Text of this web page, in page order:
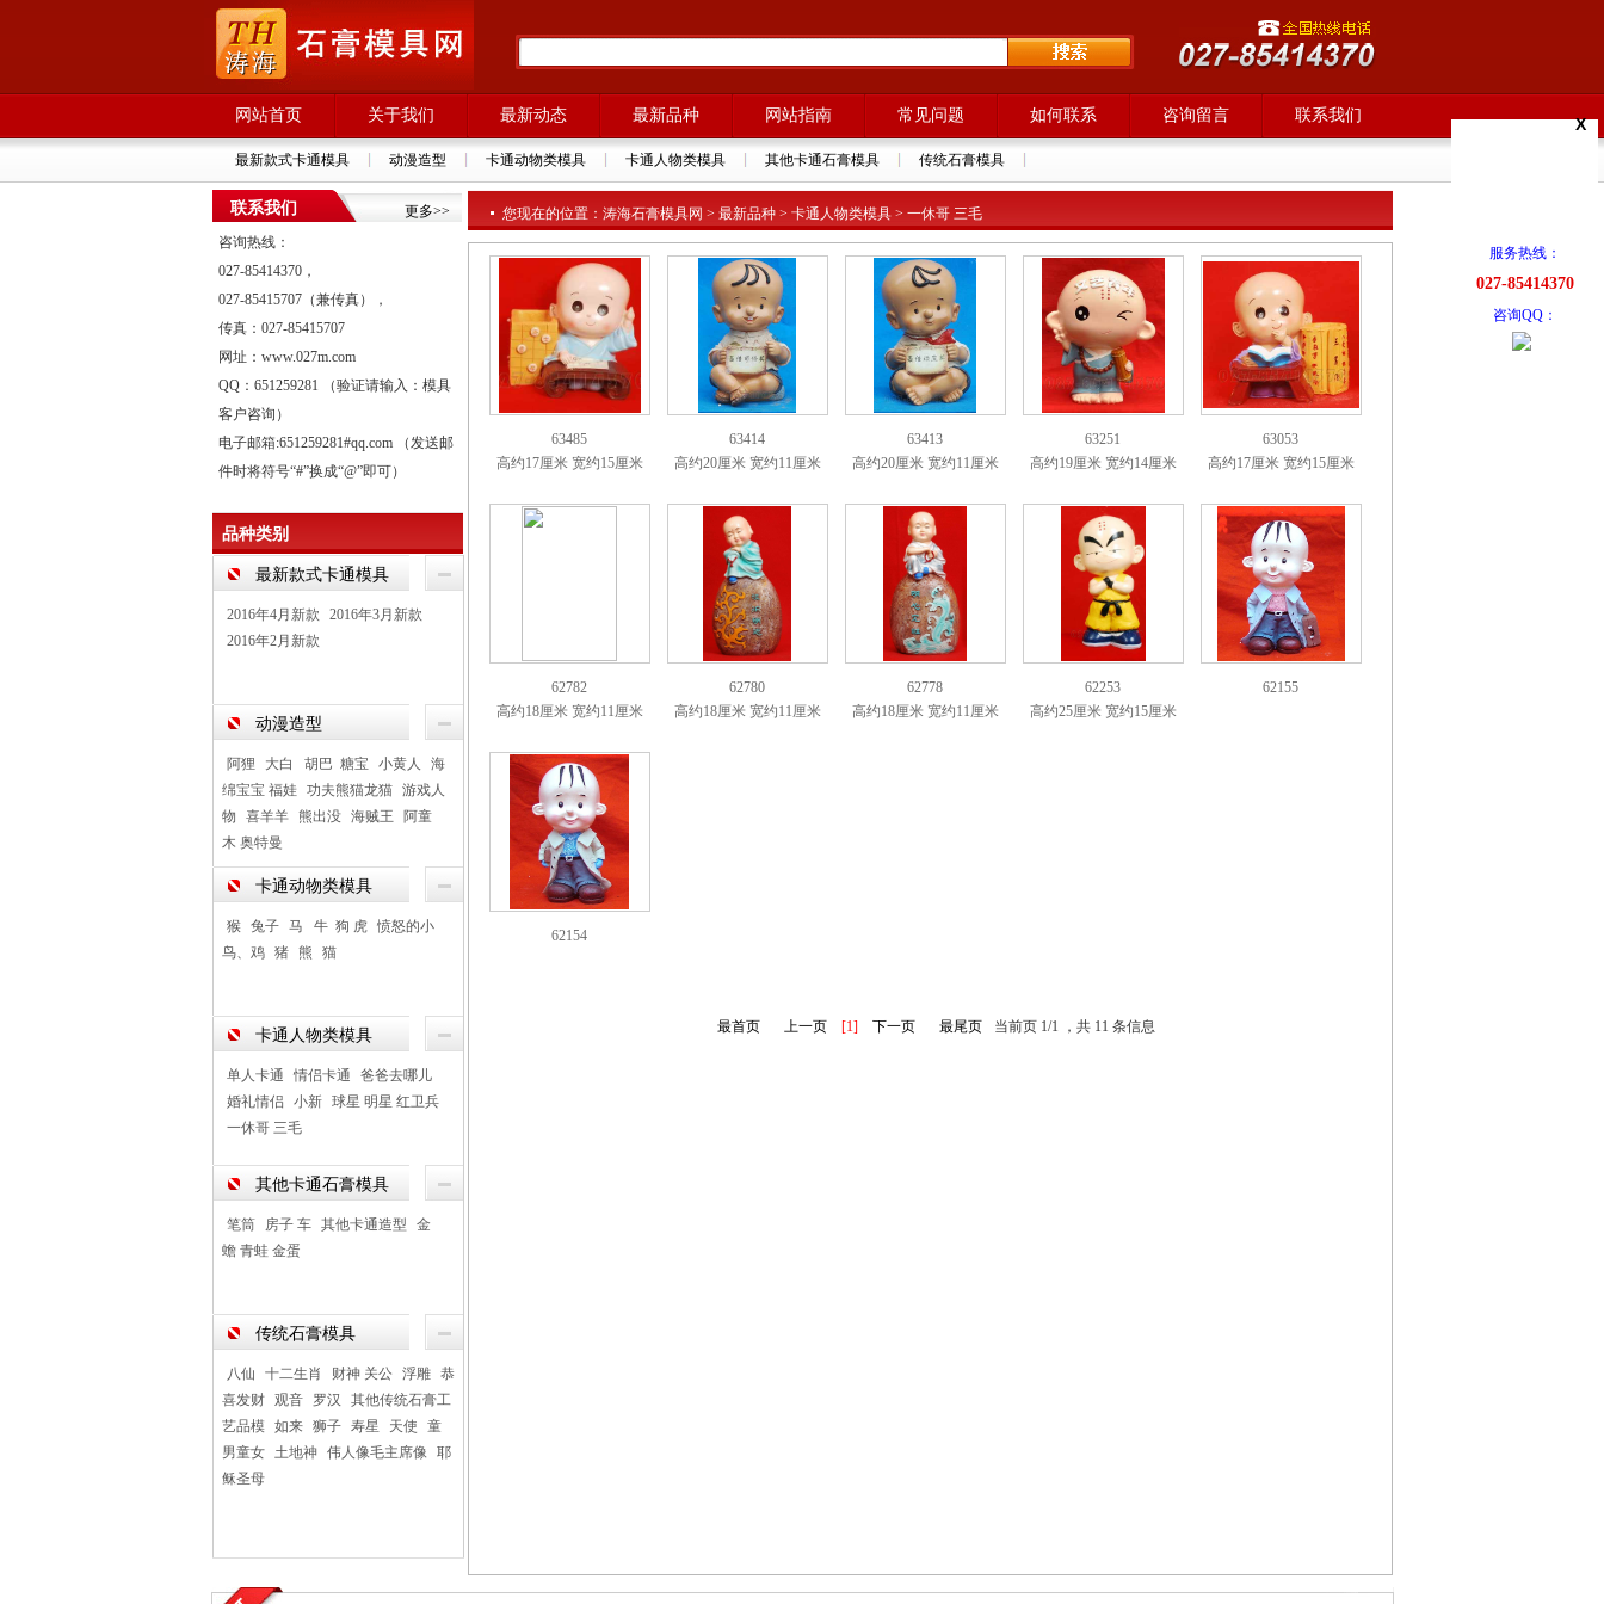
X
服务热线：
027-85414370
咨询QQ：
网站首页 关于我们 最新动态 最新品种 网站指南 常见问题 如何联系 咨询留言 联系我们
最新款式卡通模具 动漫造型 卡通动物类模具 卡通人物类模具 其他卡通石膏模具 传统石膏模具
更多>>
联系我们
咨询热线：
027-85414370，
027-85415707（兼传真），
传真：027-85415707
网址：www.027m.com
QQ：651259281 （验证请输入：模具
客户咨询）
电子邮箱:651259281#qq.com （发送邮
件时将符号“#”换成“@”即可）
品种类别
最新款式卡通模具
2016年4月新款
2016年3月新款
2016年2月新款
动漫造型
阿狸 大白 胡巴 糖宝 小黄人
海
绵宝宝 福娃
功夫熊猫龙猫
游戏人
物
喜羊羊 熊出没 海贼王
阿童
木 奥特曼
卡通动物类模具
猴 兔子 马 牛 狗 虎
愤怒的小
鸟、鸡
猪 熊 猫
卡通人物类模具
单人卡通 情侣卡通
爸爸去哪儿
婚礼情侣
小新
球星 明星 红卫兵
一休哥 三毛
其他卡通石膏模具
笔筒 房子 车 其他卡通造型
金
蟾 青蛙 金蛋
传统石膏模具
八仙 十二生肖 财神 关公 浮雕
恭
喜发财
观音 罗汉
其他传统石膏工
艺品模
如来 狮子 寿星 天使
童
男童女
土地神 伟人像毛主席像
耶
稣圣母
您现在的位置：涛海石膏模具网 > 最新品种 > 卡通人物类模具 > 一休哥 三毛
63485
高约17厘米 宽约15厘米
63414
高约20厘米 宽约11厘米
63413
高约20厘米 宽约11厘米
63251
高约19厘米 宽约14厘米
63053
高约17厘米 宽约15厘米
62782
高约18厘米 宽约11厘米
62780
高约18厘米 宽约11厘米
62778
高约18厘米 宽约11厘米
62253
高约25厘米 宽约15厘米
62155
62154
最首页 上一页 [1] 下一页 最尾页 当前页 1/1 ，共 11 条信息